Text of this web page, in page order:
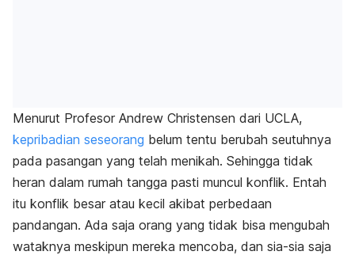
Menurut Profesor Andrew Christensen dari UCLA,
kepribadian seseorang belum tentu berubah seutuhnya
pada pasangan yang telah menikah. Sehingga tidak
heran dalam rumah tangga pasti muncul konflik. Entah
itu konflik besar atau kecil akibat perbedaan
pandangan. Ada saja orang yang tidak bisa mengubah
wataknya meskipun mereka mencoba, dan sia-sia saja